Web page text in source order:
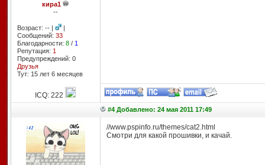
кира1
--
Возраст: -- |
|
Сообщений: 33
Благодарности: 8/ 1
Репутация: 1
Предупреждений: 0
Друзья
Тут: 15 лет 6 месяцев
ICQ: 222
#4 Добавлено: 24 мая 2011 17:49
//www.pspinfo.ru/themes/cat2.html
Смотри для какой прошивки, и качай.